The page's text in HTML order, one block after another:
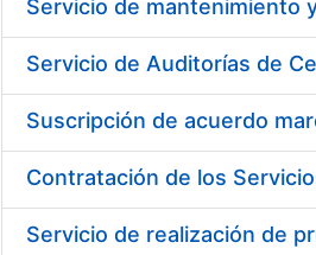
Mostrar/Ocultar
Servicio de Auditorías de
Servicio de realización de